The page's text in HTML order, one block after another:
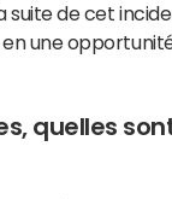
suite de cet
une
quelles